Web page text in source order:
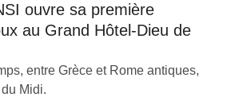
ouvre sa première
au Grand Hôtel-Dieu de
entre Grèce et Rome antiques,
Midi.